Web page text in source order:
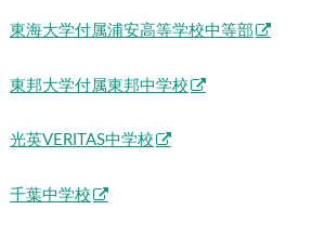
東海大学付属浦安高等学校中等部
東邦大学付属東邦中学校
光英VERITAS中学校
千葉中学校